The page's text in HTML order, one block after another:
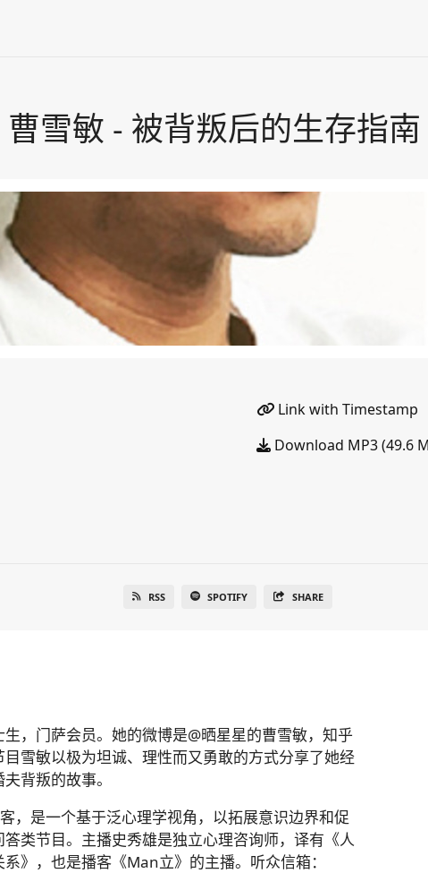
雪敏 - 被背叛后的生存指南
Link with Timestamp
Download MP3 (49.6
RSS SPOTIFY SHARE
，门萨会员。她的微博是@晒星星的曹雪敏，知乎
雪敏以极为坦诚、理性而又勇敢的方式分享了她经
背叛的故事。
，是一个基于泛心理学视角，以拓展意识边界和促
类节目。主播史秀雄是独立心理咨询师，译有《人
》，也是播客《Man立》的主播。听众信箱：